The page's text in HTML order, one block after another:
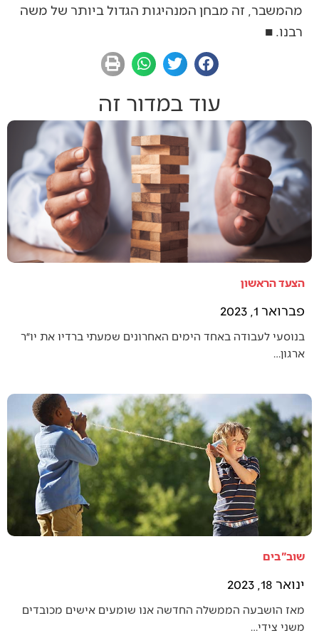
מהמשבר, זה מבחן המנהיגות הגדול ביותר של משה
רבנו. ■
עוד במדור זה
הצעד הראשון
פברואר 1, 2023
בנוסעי לעבודה באחד הימים האחרונים שמעתי ברדיו את יו״ר
ארגון…
שוב"בים
ינואר 18, 2023
מאז הושבעה הממשלה החדשה אנו שומעים אישים מכובדים
משני צידי…